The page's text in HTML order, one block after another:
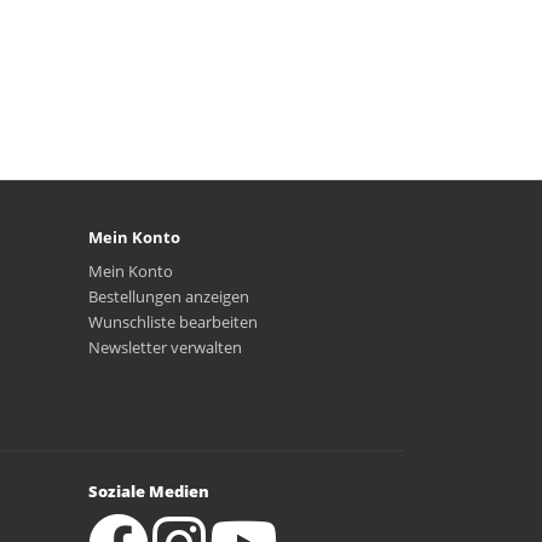
Mein Konto
Mein Konto
Bestellungen anzeigen
Wunschliste bearbeiten
Newsletter verwalten
Soziale Medien